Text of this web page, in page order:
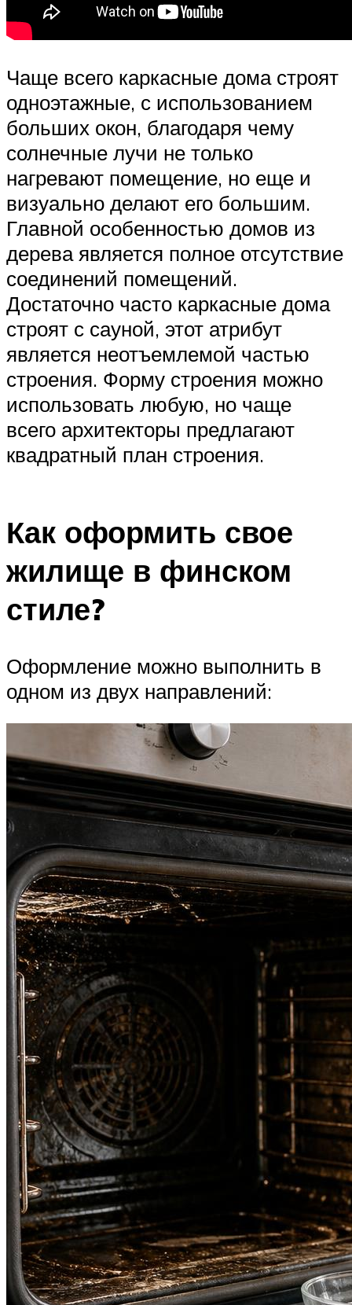
Чаще всего каркасные дома строят
одноэтажные, с использованием
больших окон, благодаря чему
солнечные лучи не только
нагревают помещение, но еще и
визуально делают его большим.
Главной особенностью домов из
дерева является полное отсутствие
соединений помещений.
Достаточно часто каркасные дома
строят с сауной, этот атрибут
является неотъемлемой частью
строения. Форму строения можно
использовать любую, но чаще
всего архитекторы предлагают
квадратный план строения.
Как оформить свое
жилище в финском
стиле?
Оформление можно выполнить в
одном из двух направлений: